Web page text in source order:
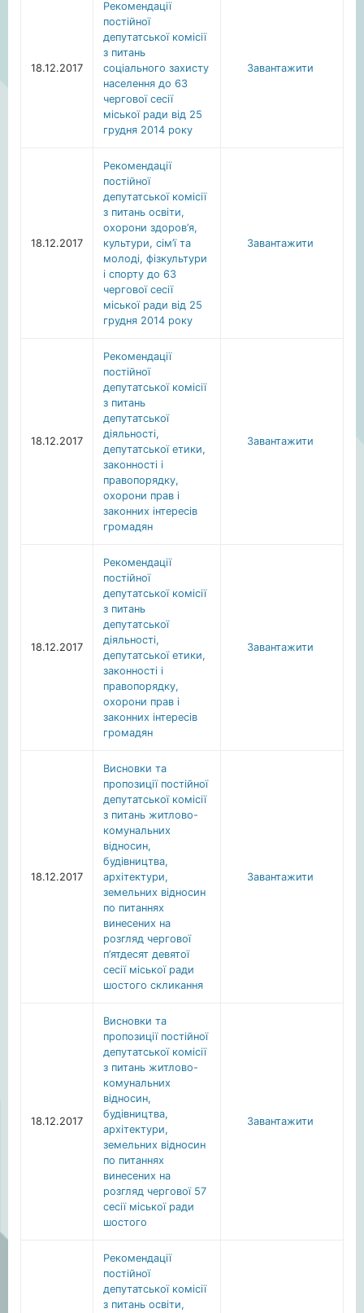
18.12.2017
Рекомендації
постійної
депутатської комісії
з питань
соціального захисту
населення до 63
чергової сесії
міської ради від 25
грудня 2014 року
Завантажити
18.12.2017
Рекомендації
постійної
депутатської комісії
з питань освіти,
охорони здоров’я,
культури, сім’ї та
молоді, фізкультури
і спорту до 63
чергової сесії
міської ради від 25
грудня 2014 року
Завантажити
18.12.2017
Рекомендації
постійної
депутатської комісії
з питань
депутатської
діяльності,
депутатської етики,
законності і
правопорядку,
охорони прав і
законних інтересів
громадян
Завантажити
18.12.2017
Рекомендації
постійної
депутатської комісії
з питань
депутатської
діяльності,
депутатської етики,
законності і
правопорядку,
охорони прав і
законних інтересів
громадян
Завантажити
18.12.2017
Висновки та
пропозиції постійної
депутатської комісії
з питань житлово-
комунальних
відносин,
будівництва,
архітектури,
земельних відносин
по питаннях
винесених на
розгляд чергової
п’ятдесят девятої
сесії міської ради
шостого скликання
Завантажити
18.12.2017
Висновки та
пропозиції постійної
депутатської комісії
з питань житлово-
комунальних
відносин,
будівництва,
архітектури,
земельних відносин
по питаннях
винесених на
розгляд чергової 57
сесії міської ради
шостого
Завантажити
Рекомендації
постійної
депутатської комісії
з питань освіти,